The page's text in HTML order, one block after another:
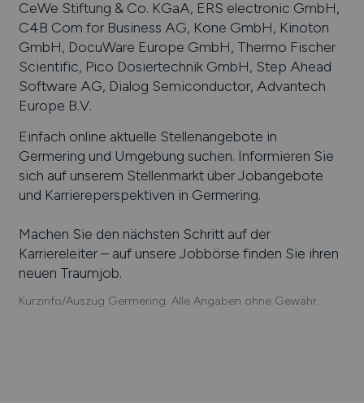
CeWe Stiftung & Co. KGaA, ERS electronic GmbH,
C4B Com for Business AG, Kone GmbH, Kinoton
GmbH, DocuWare Europe GmbH, Thermo Fischer
Scientific, Pico Dosiertechnik GmbH, Step Ahead
Software AG, Dialog Semiconductor, Advantech
Europe B.V.
Einfach online aktuelle Stellenangebote in
Germering und Umgebung suchen. Informieren Sie
sich auf unserem Stellenmarkt über Jobangebote
und Karriereperspektiven in Germering.
Machen Sie den nächsten Schritt auf der
Karriereleiter – auf unsere Jobbörse finden Sie ihren
neuen Traumjob.
Kurzinfo/Auszug Germering. Alle Angaben ohne Gewähr.